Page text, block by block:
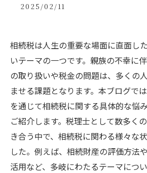
2025/02/11
相続税は人生の重要な場面に直面し
いテーマの一つです。親族の不幸に
の取り扱いや税金の問題は、多くの
ませる課題となります。本ブログで
を通じて相続税に関する具体的な悩
ご紹介します。税理士として数多く
き合う中で、相続税に関わる様々な
した。例えば、相続財産の評価方法
活用など、多岐にわたるテーマにつ